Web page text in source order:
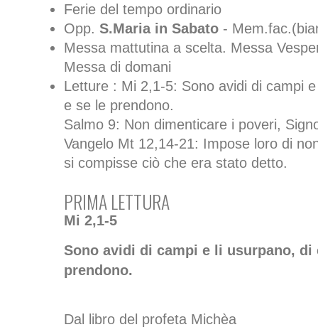
Ferie del tempo ordinario
Opp. S.Maria in Sabato -
Messa mattutina a scelta. Messa
Messa di domani
Letture : Mi 2,1-5: Sono avidi di campi
e se le prendono.
Salmo 9: Non dimenticare i poveri,
Vangelo Mt 12,14-21: Impose loro di
si compisse ciò che era stato detto.
PRIMA LETTURA
Mi 2,1-5
Sono avidi di campi e li usurpano, di
prendono.
Dal libro del profeta Michèa